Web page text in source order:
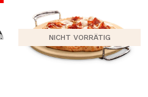
NICHT VORRÄTIG